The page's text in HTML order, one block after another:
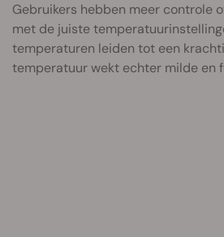
Gebruikers hebben meer controle
met de juiste
temperaturen leiden tot een
temperatuur wekt echter milde en